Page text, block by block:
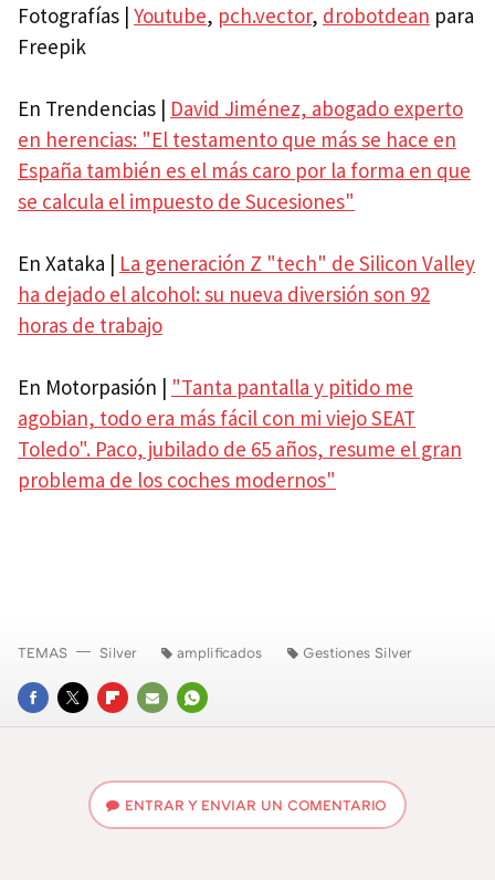
Fotografías | Youtube, pch.vector, drobotdean para
Freepik
En Trendencias | David Jiménez, abogado experto
en herencias: "El testamento que más se hace en
España también es el más caro por la forma en que
se calcula el impuesto de Sucesiones"
En Xataka | La generación Z "tech" de Silicon Valley
ha dejado el alcohol: su nueva diversión son 92
horas de trabajo
En Motorpasión | "Tanta pantalla y pitido me
agobian, todo era más fácil con mi viejo SEAT
Toledo". Paco, jubilado de 65 años, resume el gran
problema de los coches modernos"
FACEBOOK
TWITTERFLIPBOARD
E-
WHATSAPP
TEMAS Silver amplificados Gestiones Silver
ENTRAR Y ENVIAR UN COMENTARIO